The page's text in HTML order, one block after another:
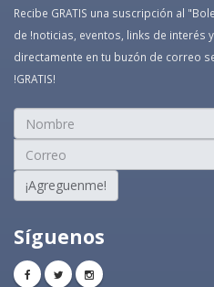
Recibe GRATIS una suscripción al
de !noticias, eventos, links de interés
directamente en tu buzón de correo
!GRATIS!
¡Agreguenme!
Síguenos